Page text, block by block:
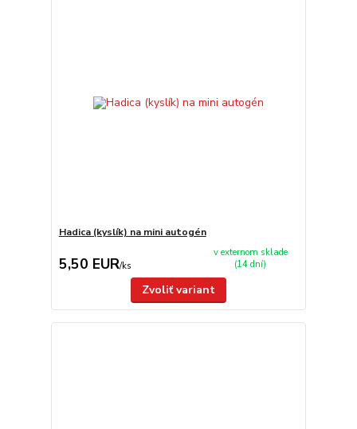
Hadica (kyslík) na mini autogén
5,50 EUR/ks
v externom sklade
(14 dní)
Zvoliť variant